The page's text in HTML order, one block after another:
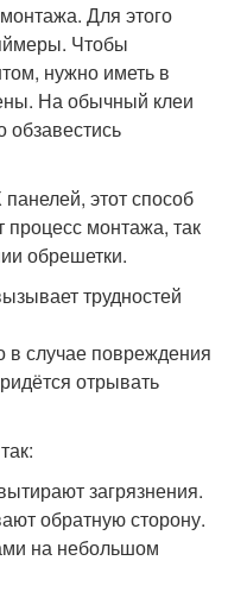
Для этого
Чтобы
нужно иметь в
На обычный клеи
обзавестись
этот способ
процесс монтажа, так
обрешетки.
трудностей
в случае повреждения
отрывать
загрязнения.
обратную сторону.
на небольшом